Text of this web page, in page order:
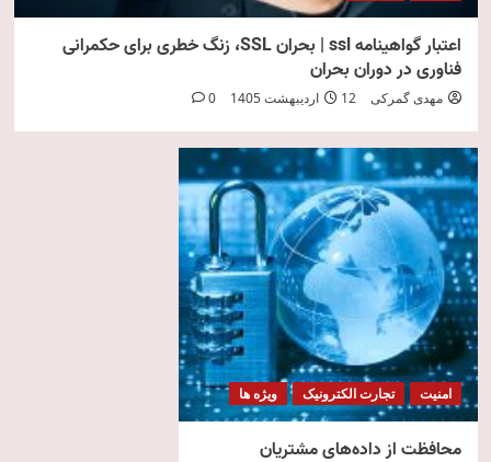
اعتبار گواهینامه ssl | بحران SSL، زنگ خطری برای حکمرانی
فناوری در دوران بحران
مهدی گمرکی 12 اردیبهشت 1405 0
امنیت تجارت الکترونیک ویژه ها
محافظت از داده‌های مشتریان